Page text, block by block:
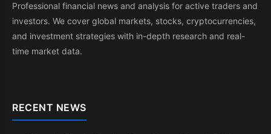
Professional financial news and analysis for active traders and
investors. We cover global markets, stocks, cryptocurrencies,
and investment strategies with in-depth research and real-
time market data.
RECENT NEWS